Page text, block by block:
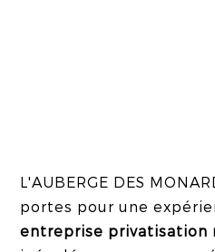
L'AUBERGE DES
portes pour une
entreprise privatisation